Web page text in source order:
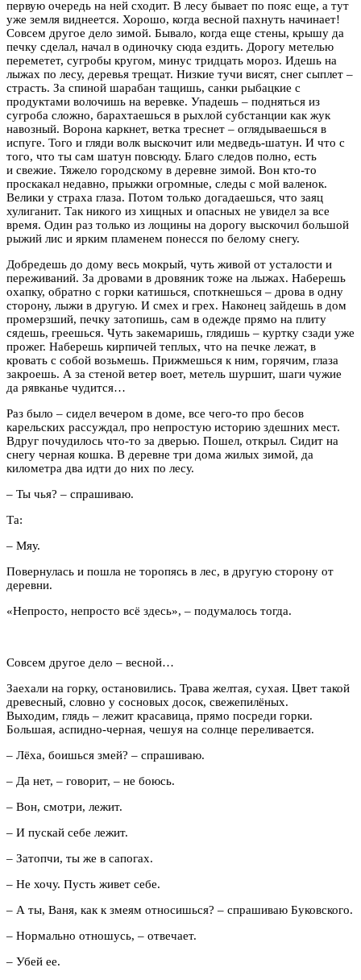
первую очередь на ней сходит. В лесу бывает по пояс еще, а тут
уже земля виднеется. Хорошо, когда весной пахнуть начинает!
Совсем другое дело зимой. Бывало, когда еще стены, крышу да
печку сделал, начал в одиночку сюда ездить. Дорогу метелью
переметет, сугробы кругом, минус тридцать мороз. Идешь на
лыжах по лесу, деревья трещат. Низкие тучи висят, снег сыплет –
страсть. За спиной шарабан тащишь, санки рыбацкие с
продуктами волочишь на веревке. Упадешь – подняться из
сугроба сложно, барахтаешься в рыхлой субстанции как жук
навозный. Ворона каркнет, ветка треснет – оглядываешься в
испуге. Того и гляди волк выскочит или медведь-шатун. И что с
того, что ты сам шатун повсюду. Благо следов полно, есть
и свежие. Тяжело городскому в деревне зимой. Вон кто-то
проскакал недавно, прыжки огромные, следы с мой валенок.
Велики у страха глаза. Потом только догадаешься, что заяц
хулиганит. Так никого из хищных и опасных не увидел за все
время. Один раз только из лощины на дорогу выскочил большой
рыжий лис и ярким пламенем понесся по белому снегу.
Добредешь до дому весь мокрый, чуть живой от усталости и
переживаний. За дровами в дровяник тоже на лыжах. Наберешь
охапку, обратно с горки катишься, споткнешься – дрова в одну
сторону, лыжи в другую. И смех и грех. Наконец зайдешь в дом
промерзший, печку затопишь, сам в одежде прямо на плиту
сядешь, греешься. Чуть закемаришь, глядишь – куртку сзади уже
прожег. Наберешь кирпичей теплых, что на печке лежат, в
кровать с собой возьмешь. Прижмешься к ним, горячим, глаза
закроешь. А за стеной ветер воет, метель шуршит, шаги чужие
да рявканье чудится…
Раз было – сидел вечером в доме, все чего-то про бесов
карельских рассуждал, про непростую историю здешних мест.
Вдруг почудилось что-то за дверью. Пошел, открыл. Сидит на
снегу черная кошка. В деревне три дома жилых зимой, да
километра два идти до них по лесу.
– Ты чья? – спрашиваю.
Та:
– Мяу.
Повернулась и пошла не торопясь в лес, в другую сторону от
деревни.
«Непросто, непросто всё здесь», – подумалось тогда.
Совсем другое дело – весной…
Заехали на горку, остановились. Трава желтая, сухая. Цвет такой
древесный, словно у сосновых досок, свежепилёных.
Выходим, глядь – лежит красавица, прямо посреди горки.
Большая, аспидно-черная, чешуя на солнце переливается.
– Лёха, боишься змей? – спрашиваю.
– Да нет, – говорит, – не боюсь.
– Вон, смотри, лежит.
– И пускай себе лежит.
– Затопчи, ты же в сапогах.
– Не хочу. Пусть живет себе.
– А ты, Ваня, как к змеям относишься? – спрашиваю Буковского.
– Нормально отношусь, – отвечает.
– Убей ее.